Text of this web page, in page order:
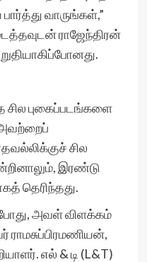
வாருங்கள்,”
ராஜேந்திரன்
சில புகைப்படங்களை
அவற்றைப்
சில
இரண்டு
தெரிந்தது.
அவள் விளக்கம்
எல் & டி (L&T)